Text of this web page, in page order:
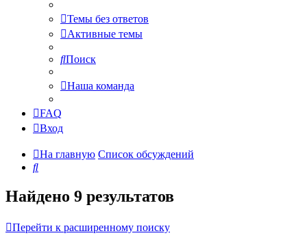
Темы без ответов
Активные темы
Поиск
Наша команда
FAQ
Вход
На главную Список обсуждений
Поиск
Найдено 9 результатов
Перейти к расширенному поиску